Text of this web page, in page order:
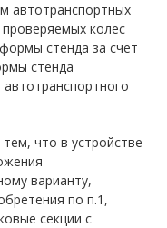
автотранспортных
проверяемых колес
стенда за счет
стенда
тем, что в устройстве
варианту,
по п.1,
секции с